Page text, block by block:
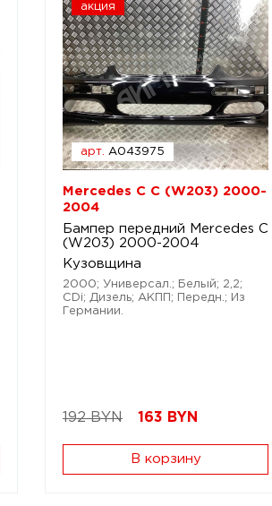
акция
арт. A043975
Mercedes C C (W203) 2000-
2004
Бампер передний Mercedes C
(W203) 2000-2004
Кузовщина
2000; Универсал.; Белый; 2,2;
CDi; Дизель; АКПП; Передн.; Из
Германии.
192 BYN 163 BYN
В корзину